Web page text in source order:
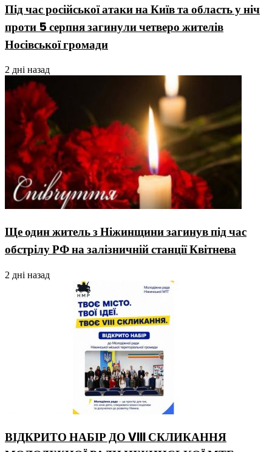
Під час російської атаки на Київ та область у ніч
проти 5 серпня загинули четверо жителів
Носівської громади
2 дні назад
Ще один житель з Ніжинщини загинув під час
обстрілу РФ на залізничній станції Квітнева
2 дні назад
ВІДКРИТО НАБІР ДО VIII СКЛИКАННЯ